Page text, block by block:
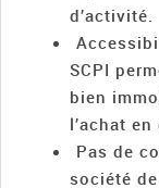
d’activité.
SCPI
bien
l’achat
Pas de
société